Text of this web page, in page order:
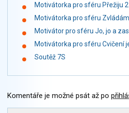
Motivátorka pro sféru Přežiju
Motivátorka pro sféru
Motivátor pro sféru Jo, jo a
Motivátorka pro sféru Cvičení
Soutěž 7S
Komentáře je možné psát až po